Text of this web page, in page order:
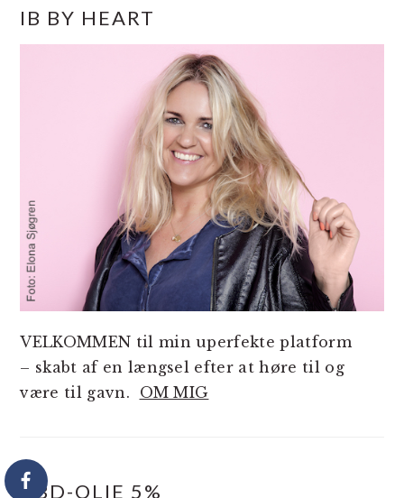
SIDEBAR
IB BY HEART
VELKOMMEN til min uperfekte platform
– skabt af en længsel efter at høre til og
være til gavn. OM MIG
CBD-OLIE 5%